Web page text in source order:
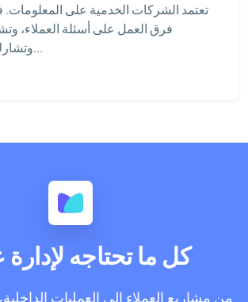
تعتمد الشركات الخدمية على
فرق العمل على أسئلة العملاء،
وتشارك التعليمات ال...
كل ما تحتاجه
من مشاريع العملاء إلى العمليات